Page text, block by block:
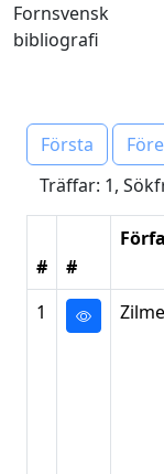
Fornsvensk
bibliografi
Första
Träffar: 1,
# #
1